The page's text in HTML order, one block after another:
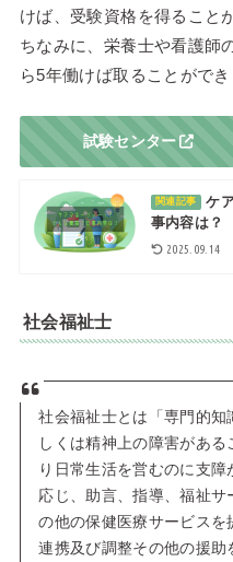
けば、受験資格を得ること
ちなみに、栄養士や看護師
ら5年働けば取ることができ
試験センター
関連記事
ケ
事内容は？
2025.09.14
社会福祉士
社会福祉士とは「専門的知
しくは精神上の障害があ
り日常生活を営むのに支
応じ、助言、指導、福祉
の他の保健医療サービス
連携及び調整その他の援助